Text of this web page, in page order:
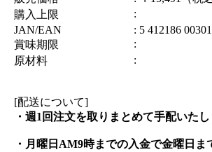
購入上限
:
JAN/EAN
: 5 412186
賞味期限
:
原材料
:
[配送について]
・週1回注文を取りまとめて手配いたし
・月曜日AM9時までの入金で金曜日ま